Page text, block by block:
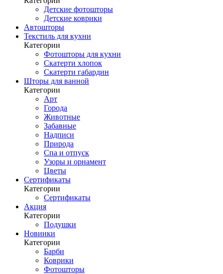
Детские фотошторы
Детские коврики
Автошторы
Текстиль для кухни
Категории
Фотошторы для кухни
Скатерти хлопок
Скатерти габардин
Шторы для ванной
Категории
Арт
Города
Животные
Забавные
Надписи
Природа
Спа и отпуск
Узоры и орнамент
Цветы
Сертификаты
Категории
Сертификаты
Акция
Категории
Подушки
Новинки
Категории
Барби
Коврики
Фотошторы